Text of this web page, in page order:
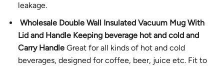
leakage.
Wholesale Double Wall Insulated Vacuum Mug With
Lid and Handle Keeping beverage hot and cold and
Carry Handle Great for all kinds of hot and cold
beverages, designed for coffee, beer, juice etc. Fit to